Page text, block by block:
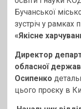
Бучанської
зустріч у рамках
«Якісне
Директор
обласної
Осипенко
цього проєку в